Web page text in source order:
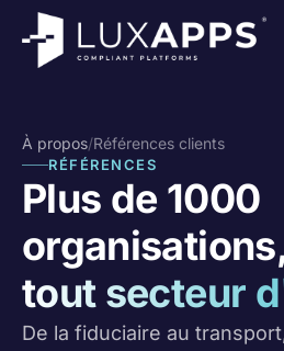
À propos/Références clients
RÉFÉRENCES
Plus de 1000
tout secteur
De la fiduciaire au